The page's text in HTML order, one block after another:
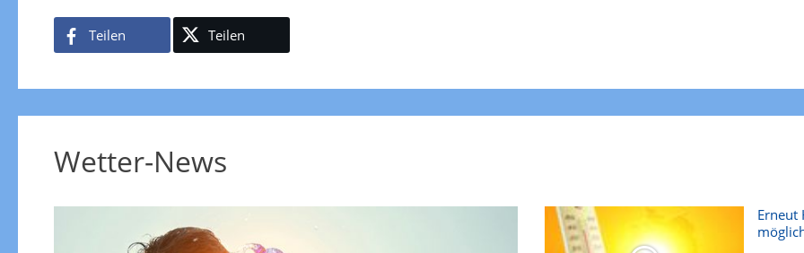
Teilen Teilen
Wetter-News
Erneut